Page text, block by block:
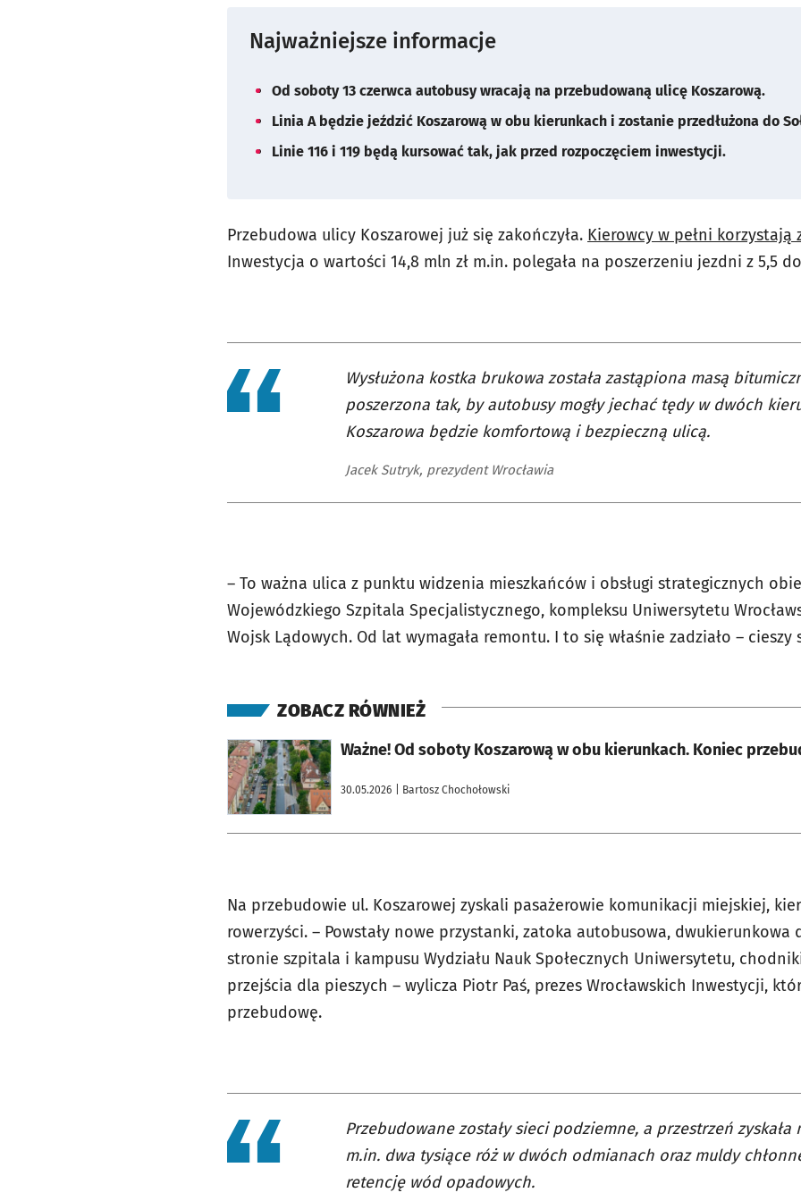
Najważniejsze informacje
Od soboty 13 czerwca autobusy wracają na przebudowaną ulicę Koszarową.
Linia A będzie jeździć Koszarową w obu kierunkach i zostanie przedłużona do
Linie 116 i 119 będą kursować tak, jak przed rozpoczęciem inwestycji.
Przebudowa ulicy Koszarowej już się zakończyła. Kierowcy w pełni korzystają
Inwestycja o wartości 14,8 mln zł m.in. polegała na poszerzeniu jezdni z 5,5
Wysłużona kostka brukowa została zastąpiona masą
poszerzona tak, by autobusy mogły jechać tędy w dwóch
Koszarowa będzie komfortową i bezpieczną ulicą.
Jacek Sutryk, prezydent Wrocławia
– To ważna ulica z punktu widzenia mieszkańców i obsługi strategicznych
Wojewódzkiego Szpitala Specjalistycznego, kompleksu Uniwersytetu
Wojsk Lądowych. Od lat wymagała remontu. I to się właśnie zadziało – cieszy
ZOBACZ RÓWNIEŻ
Ważne! Od soboty Koszarową w obu kierunkach. Koniec
30.05.2026 | Bartosz Chochołowski
otworzy się w nowej karcie
Na przebudowie ul. Koszarowej zyskali pasażerowie komunikacji miejskiej,
rowerzyści. – Powstały nowe przystanki, zatoka autobusowa, dwukierunkowa
stronie szpitala i kampusu Wydziału Nauk Społecznych Uniwersytetu,
przejścia dla pieszych – wylicza Piotr Paś, prezes Wrocławskich Inwestycji,
przebudowę.
Przebudowane zostały sieci podziemne, a przestrzeń
m.in. dwa tysiące róż w dwóch odmianach oraz muldy
retencję wód opadowych.